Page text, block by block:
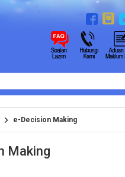
e-Decision Making
Making